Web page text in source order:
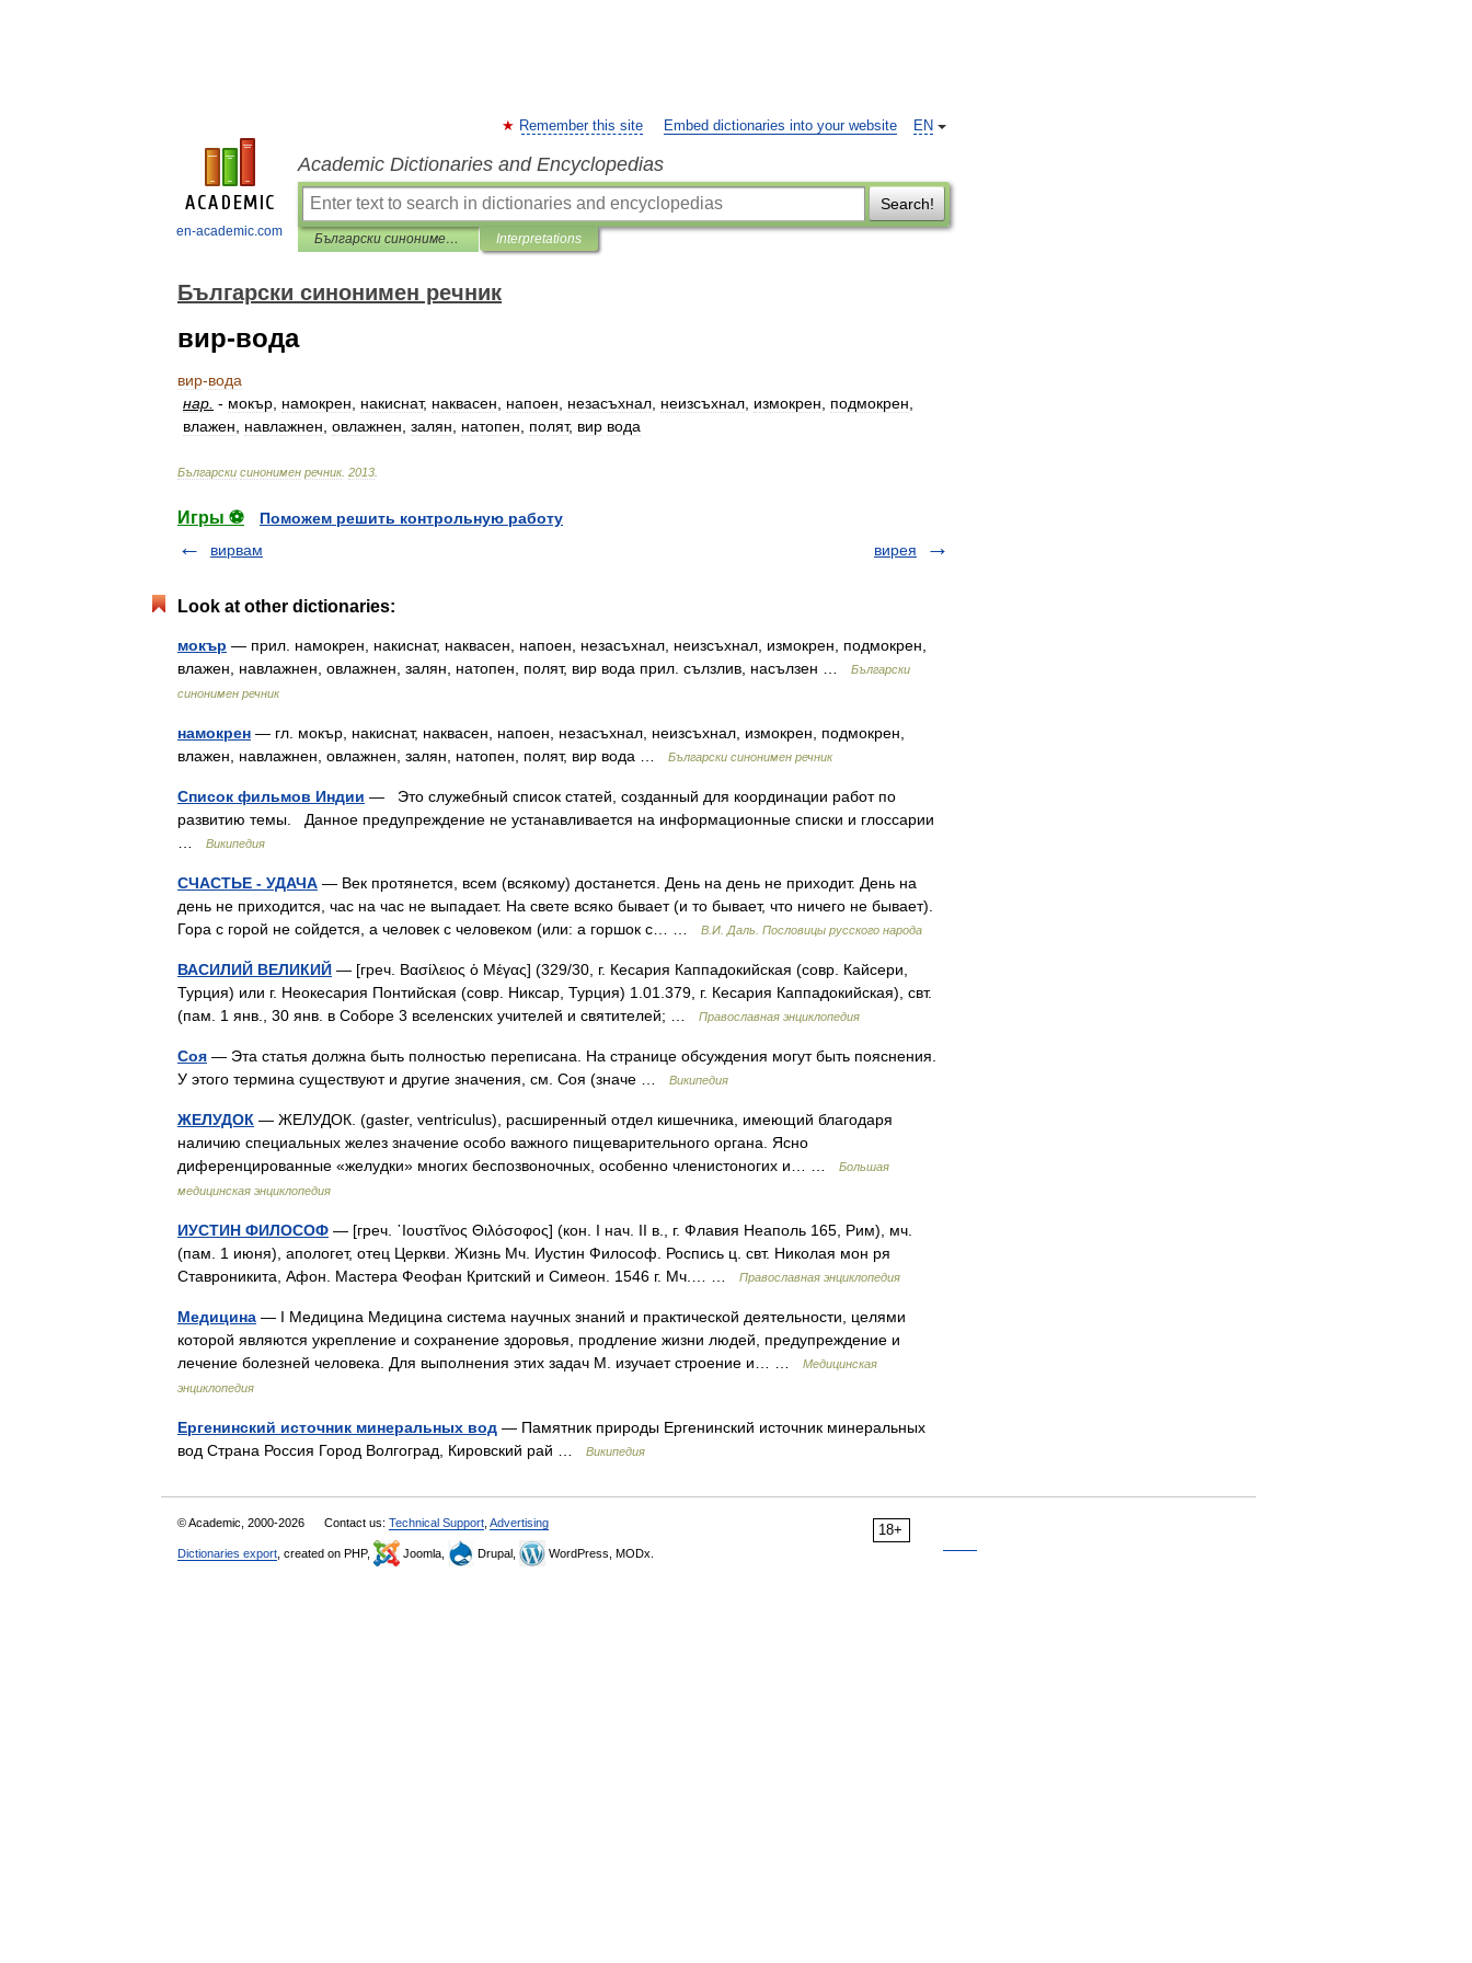
en-academic.com
EN
Remember this site Embed dictionaries into your website
Academic Dictionaries and Encyclopedias
Search!
Български синонимен речник Interpretations
Български синонимен речник
вир-вода
вир-вода
нар - мокър намокрен накиснат, наквасен напоен незасъхнал неизсъхнал измокрен подмокрен
влажен
навлажнен овлажнен залян натопен полят, вир вода
Български синонимен речник. 2013
Игры ⚽
Поможем решить контрольную работу
вирвам
вирея
Look at other dictionaries:
мокър — прил. намокрен, накиснат, наквасен, напоен, незасъхнал, неизсъхнал, измокрен, подмокрен,
влажен, навлажнен, овлажнен, залян, натопен, полят, вир вода прил. сълзлив, насълзен …
Български
синонимен речник
намокрен — гл. мокър, накиснат, наквасен, напоен, незасъхнал, неизсъхнал, измокрен, подмокрен,
влажен, навлажнен, овлажнен, залян, натопен, полят, вир вода …
Български синонимен речник
Список фильмов Индии — Это служебный список статей, созданный для координации работ по
развитию темы. Данное предупреждение не устанавливается на информационные списки и глоссарии
Википедия
СЧАСТЬЕ - УДАЧА — Век протянется, всем (всякому) достанется. День на день не приходит. День на
день не приходится, час на час не выпадает. На свете всяко бывает (и то бывает, что ничего не бывает).
Гора с горой не сойдется, а человек с человеком (или: а горшок с… …
В.И. Даль. Пословицы русского народа
ВАСИЛИЙ ВЕЛИКИЙ — [греч. Βασίλειος ὁ Μέγας] (329/30, г. Кесария Каппадокийская (совр. Кайсери,
Турция) или г. Неокесария Понтийская (совр. Никсар, Турция) 1.01.379, г. Кесария Каппадокийская), свт.
(пам. 1 янв., 30 янв. в Соборе 3 вселенских учителей и святителей; …
Православная энциклопедия
Соя — Эта статья должна быть полностью переписана. На странице обсуждения могут быть пояснения.
У этого термина существуют и другие значения, см. Соя (значе …
Википедия
ЖЕЛУДОК — ЖЕЛУДОК. (gaster, ventriculus), расширенный отдел кишечника, имеющий благодаря
наличию специальных желез значение особо важного пищеварительного органа. Ясно
диференцированные «желудки» многих беспозвоночных, особенно членистоногих и… …
Большая
медицинская энциклопедия
ИУСТИН ФИЛОСОФ — [греч. ᾿Ιουστῖνος Θιλόσοφος] (кон. I нач. II в., г. Флавия Неаполь 165, Рим), мч.
(пам. 1 июня), апологет, отец Церкви. Жизнь Мч. Иустин Философ. Роспись ц. свт. Николая мон ря
Ставроникита, Афон. Мастера Феофан Критский и Симеон. 1546 г. Мч.… …
Православная энциклопедия
Медицина — I Медицина Медицина система научных знаний и практической деятельности, целями
которой являются укрепление и сохранение здоровья, продление жизни людей, предупреждение и
лечение болезней человека. Для выполнения этих задач М. изучает строение и… …
Медицинская
энциклопедия
Ергенинский источник минеральных вод — Памятник природы Ергенинский источник минеральных
вод Страна Россия Город Волгоград, Кировский рай …
Википедия
18+
© Academic, 2000-2026 Contact us: Technical Support Advertising
Dictionaries export , created on PHP, Joomla, Drupal, WordPress, MODx.